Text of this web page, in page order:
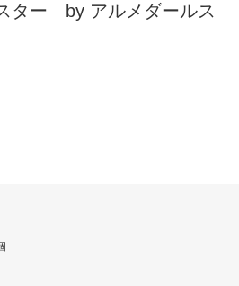
ター by アルメダールス